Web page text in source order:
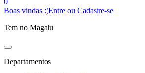
Boas vindas :)Entre ou Cadastre-se
Tem no Magalu
Departamentos